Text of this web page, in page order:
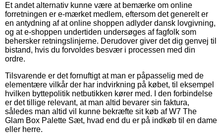
Et andet alternativ kunne være at bemærke om online
forretningen er e-mærket medlem, eftersom det generelt er
en antydning af at online shoppen adlyder dansk lovgivning,
og at e-shoppen undertiden undersøges af fagfolk som
behersker retningslinjerne. Derudover giver det dig genvej til
bistand, hvis du forvoldes besvær i processen med din
ordre.
Tilsvarende er det fornuftigt at man er påpasselig med de
elementære vilkår der har indvirkning på købet, til eksempel
hvilken byttepolitik netbutikken kører med. I den forbindelse
er det tillige relevant, at man altid bevarer sin faktura,
således man altid vil kunne bekræfte sit køb af W7 The
Glam Box Palette Sæt, hvad end du er på indkøb til en dame
eller herre.